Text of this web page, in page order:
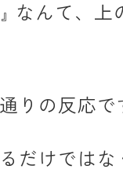
なんて、上
りの反応
だけでは